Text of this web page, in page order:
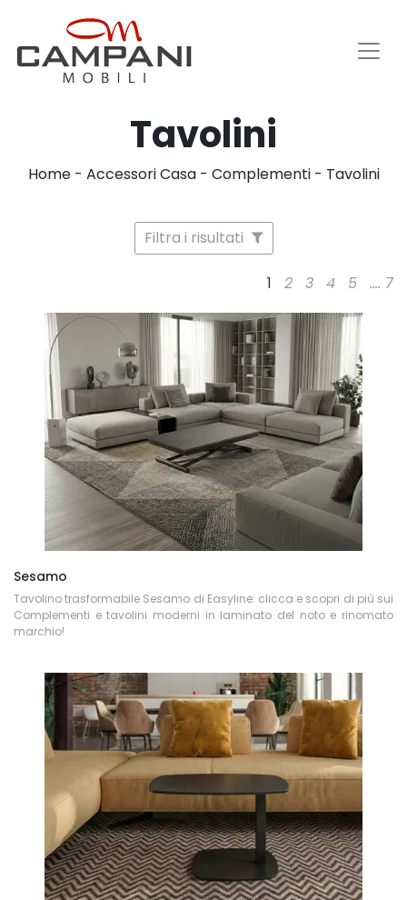
Tavolini
Home- Accessori Casa- Complementi- Tavolini
Filtra i risultati
1 2 3 4 5 .... 7
Sesamo
Tavolino trasformabile Sesamo di Easyline: clicca e scopri di più sui
Complementi e tavolini moderni in laminato del noto e rinomato
marchio!